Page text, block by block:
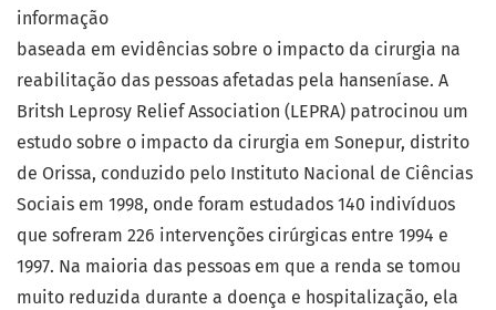
informação
baseada em evidências sobre o impacto da cirurgia na
reabilitação das pessoas afetadas pela hanseníase. A
Britsh Leprosy Relief Association (LEPRA) patrocinou um
estudo sobre o impacto da cirurgia em Sonepur, distrito
de Orissa, conduzido pelo Instituto Nacional de Ciências
Sociais em 1998, onde foram estudados 140 indivíduos
que sofreram 226 intervenções cirúrgicas entre 1994 e
1997. Na maioria das pessoas em que a renda se tomou
muito reduzida durante a doença e hospitalização, ela